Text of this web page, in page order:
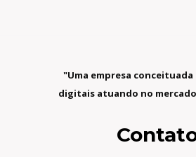
"Uma empresa
digitais atuando no mercado